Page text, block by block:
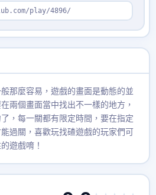
play/4896/
那麼容易，遊戲的畫面是動態的並
兩個畫面當中找出不一樣的地方，
，每一關都有限定時間，要在指定
過關，喜歡玩找碴遊戲的玩家們可
遊戲唷！